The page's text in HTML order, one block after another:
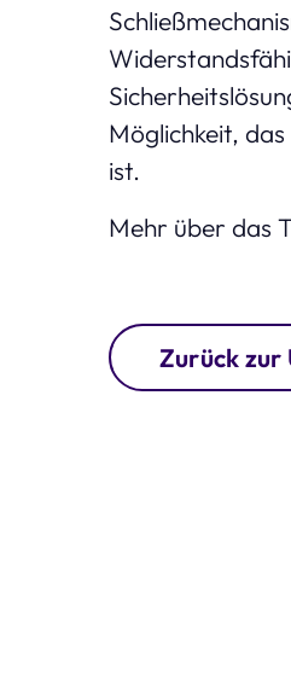
Möglichkeit,
ist.
Mehr über das
Zurück zur